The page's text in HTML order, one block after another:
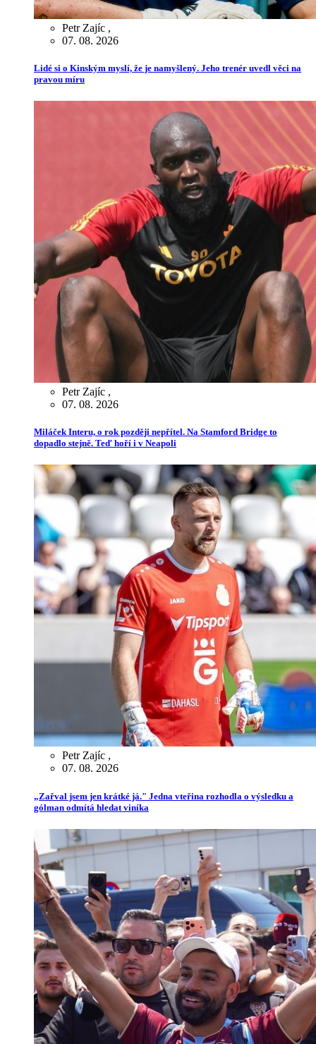
Petr Zajíc ,
07. 08. 2026
Lidé si o Kinským myslí, že je namyšlený. Jeho trenér uvedl věci na
pravou míru
Petr Zajíc ,
07. 08. 2026
Miláček Interu, o rok později nepřítel. Na Stamford Bridge to
dopadlo stejně. Teď hoří i v Neapoli
Petr Zajíc ,
07. 08. 2026
„Zařval jsem jen krátké já." Jedna vteřina rozhodla o výsledku a
gólman odmítá hledat viníka